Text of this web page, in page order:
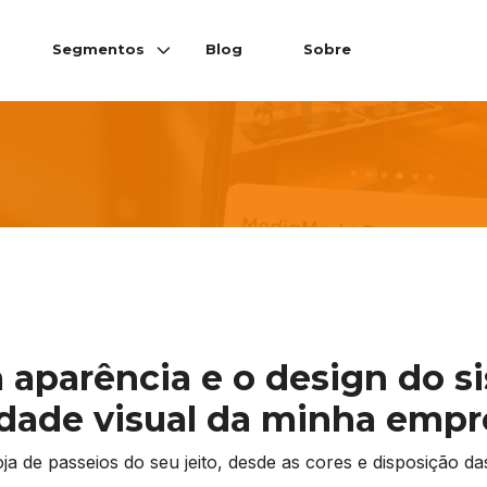
Segmentos Blog Sobre
aparência e o design do
visual da minha
de passeios do seu jeito, desde as cores e disposição